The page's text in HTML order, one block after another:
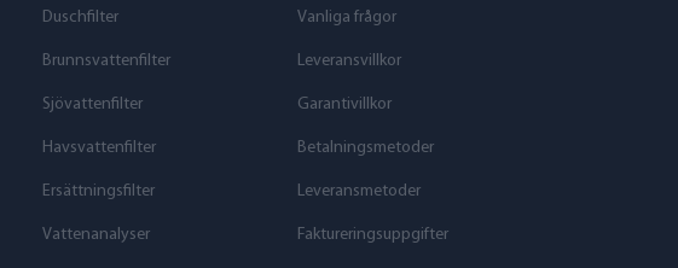
Duschfilter
Brunnsvattenfilter
Sjövattenfilter
Havs­vattenfilter
Ersättningsfilter
Vattenanalyser
Vanliga frågor
Leveransvillkor
Garantivillkor
Betalningsmetoder
Leveransmetoder
Faktureringsuppgifter